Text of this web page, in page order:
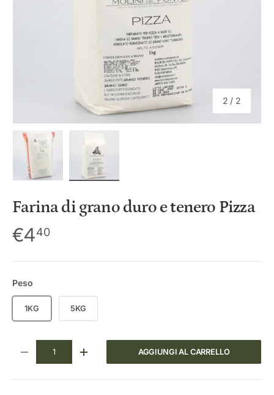
2 / di
2
Farina di grano duro e tenero Pizza
€440
Peso
1KG 5KG
DIMINUIRE LA QUANTITÀAUMENTA LA QUANTITÀAGGIUNGI AL CARRELLO